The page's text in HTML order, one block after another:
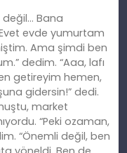
değil… Bana
evde yumurtam
Ama şimdi ben
dedim. “Aaa, lafı
getireyim hemen,
gidersin!” dedi.
market
“Peki ozaman,
“Önemli değil, ben